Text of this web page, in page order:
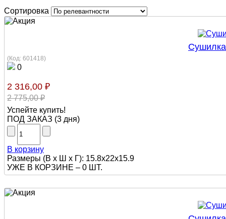
Сортировка
(Код: 601418)
0
2 316,00 ₽
2 775,00 ₽
Успейте купить!
ПОД ЗАКАЗ (3 дня)
В корзину
Размеры (В х Ш х Г): 15.8x22x15.9
УЖЕ В КОРЗИНЕ – 0 ШТ.